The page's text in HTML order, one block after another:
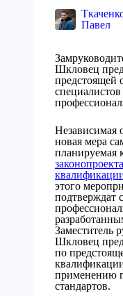
Павел
Шкловец
предстоящей
Независимая
новая мера
планируемая
этого
подтверждат
Заместитель
Шкловец
по
применению
стандартов.